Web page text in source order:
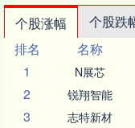
个股涨幅 个股跌
排名
名称
1
N展芯
2 锐翔智能
3 志特新材